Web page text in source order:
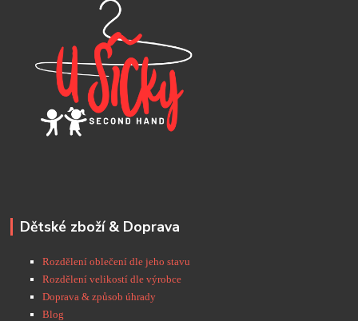
Dětské zboží & Doprava
Rozdělení oblečení dle jeho stavu
Rozdělení velikostí dle výrobce
Doprava & způsob úhrady
Blog